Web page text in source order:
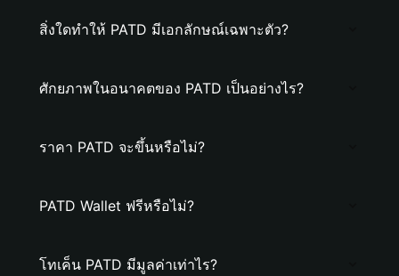
สิ่งใดทำให้ PATD มีเอกลักษณ์เฉพาะตัว?
ศักยภาพในอนาคตของ PATD เป็นอย่างไร?
ราคา PATD จะขึ้นหรือไม่?
PATD Wallet ฟรีหรือไม่?
โทเค็น PATD มีมูลค่าเท่าไร?